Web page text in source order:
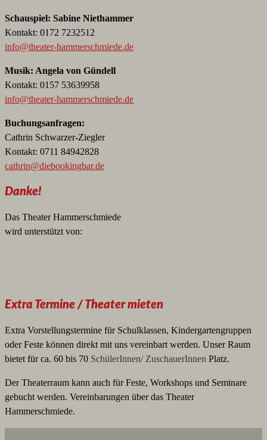
Schauspiel: Sabine Niethammer
Kontakt: 0172 7232512
info@theater-hammerschmiede.de
Musik: Angela von Gündell
Kontakt: 0157 53639958
info@theater-hammerschmiede.de
Buchungsanfragen:
Cathrin Schwarzer-Ziegler
Kontakt: 0711 84942828
cathrin@diebookingbar.de
Danke!
Das Theater Hammerschmiede
wird unterstützt von:
Extra Termine / Theater mieten
Extra Vorstellungstermine für Schulklassen, Kindergartengruppen
oder Feste können direkt mit uns vereinbart werden. Unser Raum
bietet für ca. 60 bis 70 SchülerInnen/ ZuschauerInnen Platz.
Der Theaterraum kann auch für Feste, Workshops und Seminare
gebucht werden. Vereinbarungen über das Theater
Hammerschmiede.